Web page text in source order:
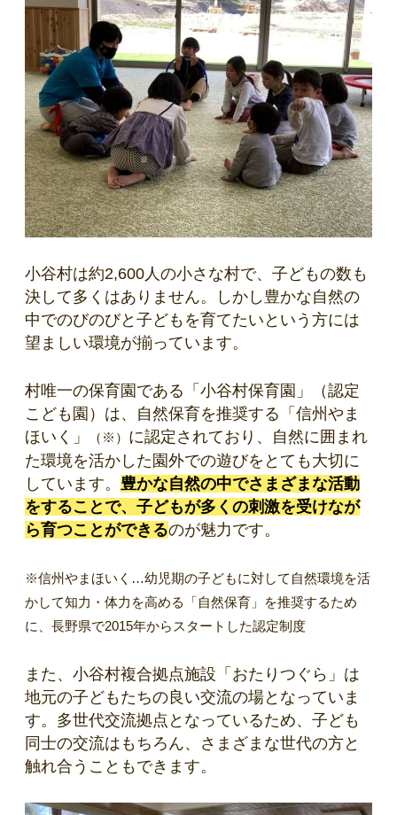
小谷村は約2,600人の小さな村で、子どもの数も
決して多くはありません。しかし豊かな自然の
中でのびのびと子どもを育てたいという方には
望ましい環境が揃っています。
村唯一の保育園である「小谷村保育園」（認定
こども園）は、自然保育を推奨する「信州やま
ほいく」
（※） に認定されており、自然に囲まれ
た環境を活かした園外での遊びをとても大切に
しています。 豊かな自然の中でさまざまな活動
をすることで、子どもが多くの刺激を受けなが
ら育つことができるのが魅力です。
※信州やまほいく…幼児期の子どもに対して自然環境を活
かして知力・体力を高める「自然保育」を推奨するため
に、長野県で2015年からスタートした認定制度
また、小谷村複合拠点施設「おたりつぐら」は
地元の子どもたちの良い交流の場となっていま
す。多世代交流拠点となっているため、子ども
同士の交流はもちろん、さまざまな世代の方と
触れ合うこともできます。